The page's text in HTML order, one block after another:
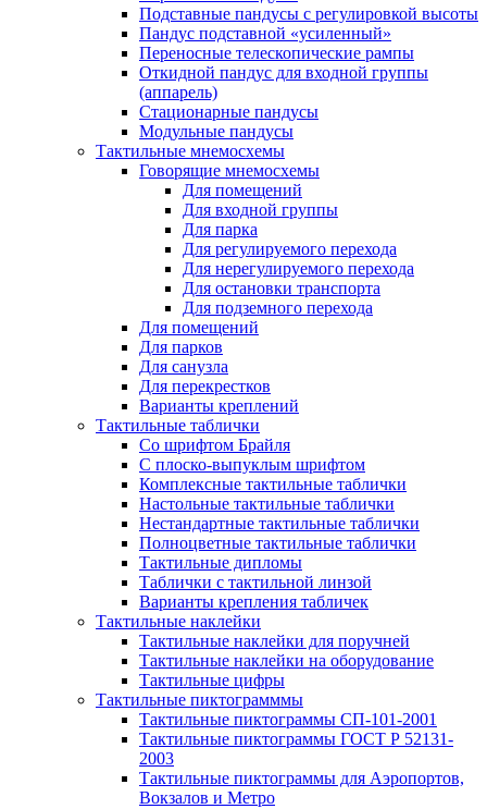
Подставные пандусы с регулировкой выcоты
Пандус подставной «усиленный»
Переносные телескопические рампы
Откидной пандус для входной группы
(аппарель)
Стационарные пандусы
Модульные пандусы
Тактильные мнемосхемы
Говорящие мнемосхемы
Для помещений
Для входной группы
Для парка
Для регулируемого перехода
Для нерегулируемого перехода
Для остановки транспорта
Для подземного перехода
Для помещений
Для парков
Для санузла
Для перекрестков
Варианты креплений
Тактильные таблички
Со шрифтом Брайля
С плоско-выпуклым шрифтом
Комплексные тактильные таблички
Настольные тактильные таблички
Нестандартные тактильные таблички
Полноцветные тактильные таблички
Тактильные дипломы
Таблички с тактильной линзой
Варианты крепления табличек
Тактильные наклейки
Тактильные наклейки для поручней
Тактильные наклейки на оборудование
Тактильные цифры
Тактильные пиктограмммы
Тактильные пиктограммы СП-101-2001
Тактильные пиктограммы ГОСТ Р 52131-
2003
Тактильные пиктограммы для Аэропортов,
Вокзалов и Метро